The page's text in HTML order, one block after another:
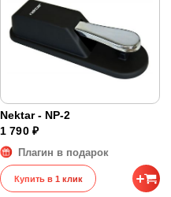
Nektar - NP-2
1 790 ₽
Плагин в подарок
Купить в 1 клик